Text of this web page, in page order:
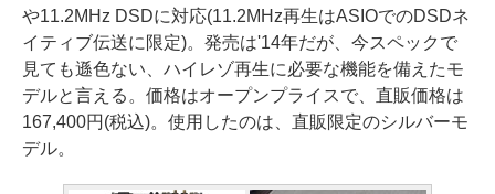
や11.2MHz DSDに対応(11.2MHz再生はASIOでのDSDネ
イティブ伝送に限定)。発売は'14年だが、今スペックで
見ても遜色ない、ハイレゾ再生に必要な機能を備えたモ
デルと言える。価格はオープンプライスで、直販価格は
167,400円(税込)。使用したのは、直販限定のシルバーモ
デル。